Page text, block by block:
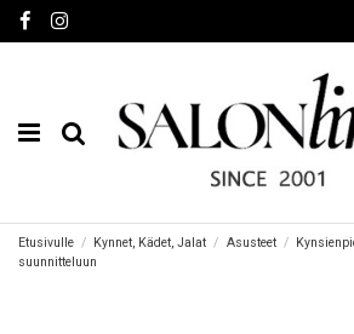
Etusivulle Kynnet, Kädet, Jalat Asusteet
suunnitteluun